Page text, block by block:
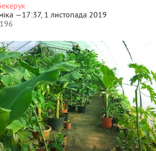
—17:37, 1 листопада 2019
196